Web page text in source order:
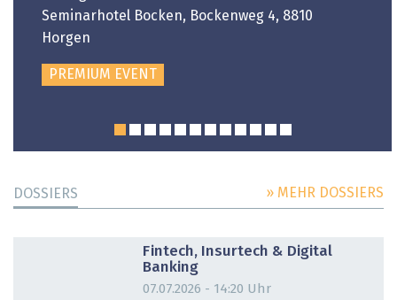
Seminarhotel Bocken, Bockenweg 4, 8810
Horgen
PREMIUM EVENT
DOSSIERS » MEHR DOSSIERS
Fintech, Insurtech & Digital
Banking
07.07.2026 - 14:20 Uhr